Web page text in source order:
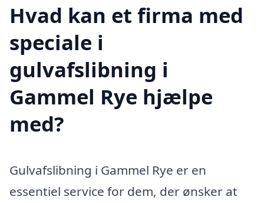
Hvad kan et firma med
speciale i
gulvafslibning i
Gammel Rye hjælpe
med?
Gulvafslibning i Gammel Rye er en
essentiel service for dem, der ønsker at